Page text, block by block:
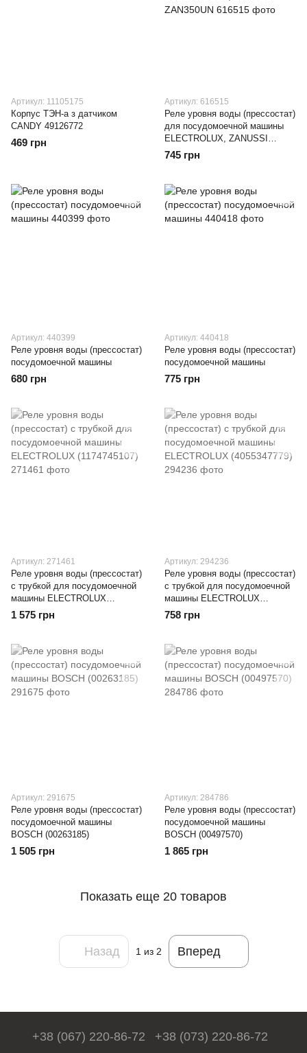
Артикул: 11105175
Корпус ТЭН-а з датчиком
CANDY 49126772
469 грн
Артикул: 616515
Реле уровня воды (прессостат)
для посудомоечной машины
ELECTROLUX, ZANUSSI
ZAN350UN
745 грн
Артикул: 440399
Реле уровня воды (прессостат)
посудомоечной машины
680 грн
Артикул: 440418
Реле уровня воды (прессостат)
посудомоечной машины
775 грн
Артикул: 271461
Реле уровня воды (прессостат)
c трубкой для посудомоечной
машины ELECTROLUX
(1174745107)
1 575 грн
Артикул: 294236
Реле уровня воды (прессостат)
c трубкой для посудомоечной
машины ELECTROLUX
(4055347779)
758 грн
Артикул: 291675
Реле уровня воды (прессостат)
посудомоечной машины
BOSCH (00263185)
1 505 грн
Артикул: 284786
Реле уровня воды (прессостат)
посудомоечной машины
BOSCH (00497570)
1 865 грн
Показать еще 20 товаров
Назад 1 из 2 Вперед
+38 (067) 220-86-72 +38 (073) 220-86-72